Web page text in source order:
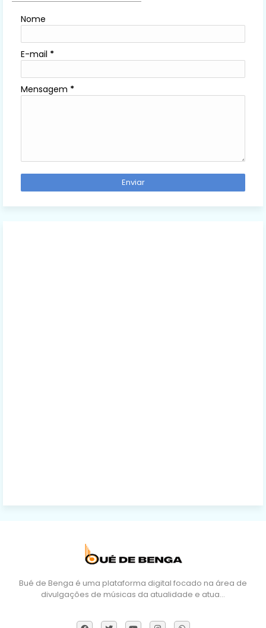
Nome
E-mail *
Mensagem *
Bué de Benga é uma plataforma digital focado na área de
divulgações de músicas da atualidade e atua…